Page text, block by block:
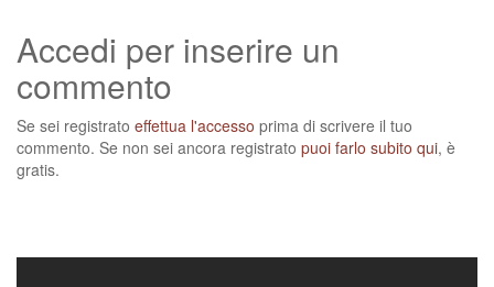
Accedi per inserire un
commento
Se sei registrato effettua l'accesso prima di scrivere il tuo
commento. Se non sei ancora registrato puoi farlo subito qui, è
gratis.